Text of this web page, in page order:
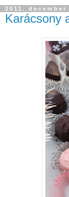
2011. december
Karácsony